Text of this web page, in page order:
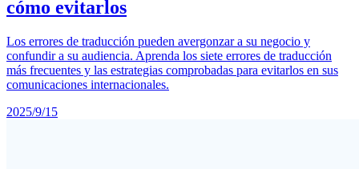
cómo evitarlos
Los errores de traducción pueden avergonzar a su negocio y
confundir a su audiencia. Aprenda los siete errores de traducción
más frecuentes y las estrategias comprobadas para evitarlos en sus
comunicaciones internacionales.
2025/9/15